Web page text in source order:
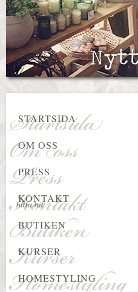
STARTSIDA
OM OSS
PRESS
KONTAKT
BUTIKEN
KURSER
HOMESTYLING